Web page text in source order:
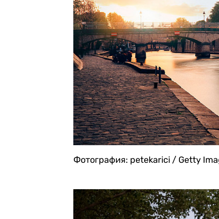
Фотография: petekarici / Getty